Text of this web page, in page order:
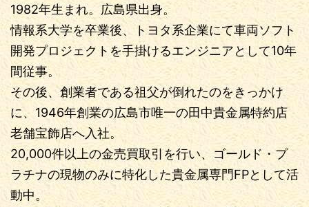
1982年生まれ。広島県出身。
情報系大学を卒業後、トヨタ系企業にて車両ソフト
開発プロジェクトを手掛けるエンジニアとして10年
間従事。
その後、創業者である祖父が倒れたのをきっかけ
に、1946年創業の広島市唯一の田中貴金属特約店
老舗宝飾店へ入社。
20,000件以上の金売買取引を行い、ゴールド・プ
ラチナの現物のみに特化した貴金属専門FPとして活
動中。